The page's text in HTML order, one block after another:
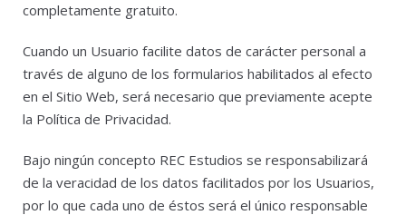
completamente gratuito.
Cuando un Usuario facilite datos de carácter personal a
través de alguno de los formularios habilitados al efecto
en el Sitio Web, será necesario que previamente acepte
la Política de Privacidad.
Bajo ningún concepto REC Estudios se responsabilizará
de la veracidad de los datos facilitados por los Usuarios,
por lo que cada uno de éstos será el único responsable